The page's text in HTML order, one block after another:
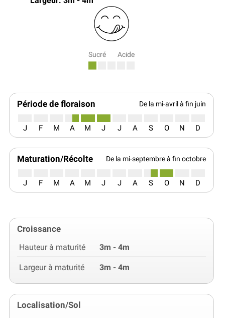
Sucré Acide
Période de floraison De la mi-avril à fin juin
J F M A M J J A S O N D
Maturation/Récolte De la mi-septembre à fin octobre
J F M A M J J A S O N D
Croissance
Hauteur à maturité 3m - 4m
Largeur à maturité 3m - 4m
Localisation/Sol